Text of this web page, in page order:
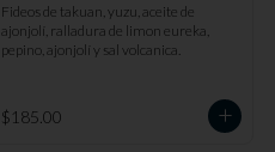
Fideos de takuan, yuzu, aceite de
ajonjolí, ralladura de limon eureka,
pepino, ajonjolí y sal volcanica.
$185.00